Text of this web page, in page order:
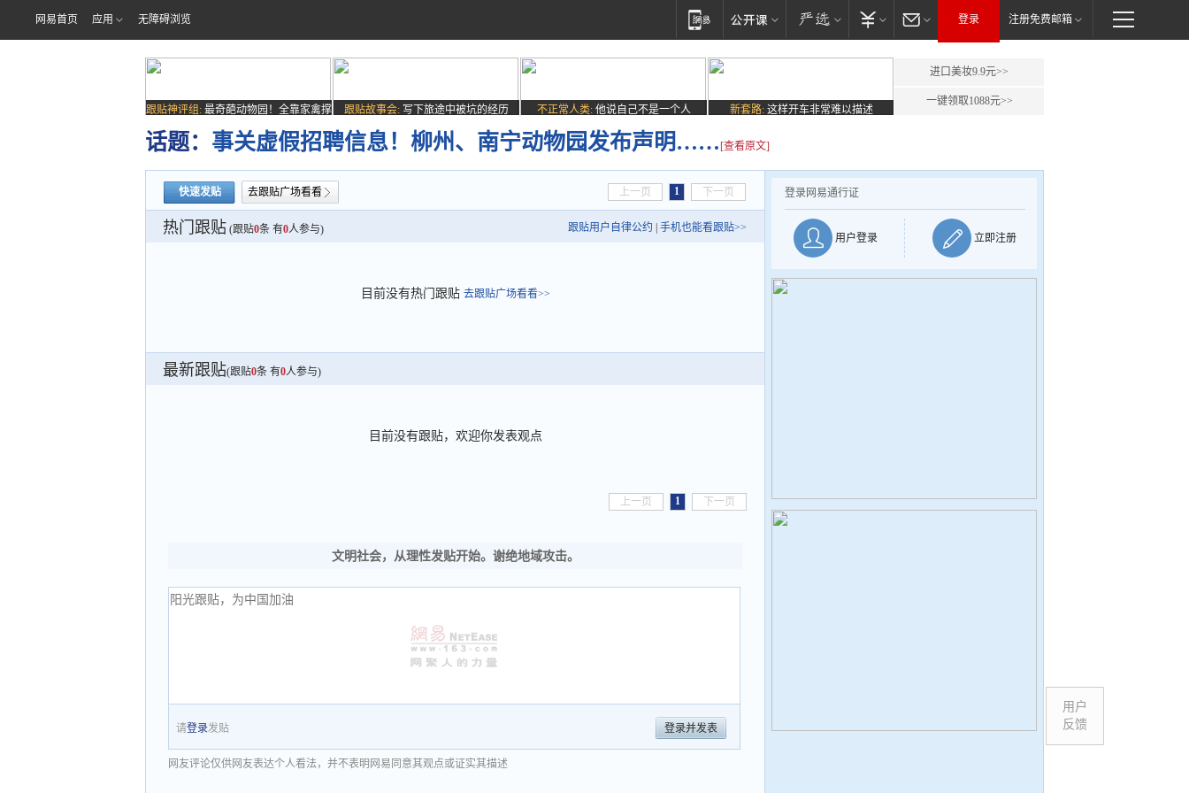
网易首页 应用 无障碍浏览 登录 注册免费邮箱
跟贴神评组: 最奇葩动物园！全靠家禽撑
场子
跟贴故事会: 写下旅途中被坑的经历 不正常人类: 他说自己不是一个人 新套路: 这样开车非常难以描述
进口美妆9.9元>>
一键领取1088元>>
话题： 事关虚假招聘信息！柳州、南宁动物园发布声明…… [查看原文]
快速发贴 去跟贴广场看看 上一页 1 下一页
热门跟贴 (跟贴0条 有0人参与) 跟贴用户自律公约 手机也能看跟贴>>
目前没有热门跟贴 去跟贴广场看看>>
最新跟贴(跟贴0条 有0人参与)
目前没有跟贴，欢迎你发表观点
上一页 1 下一页
文明社会，从理性发贴开始。谢绝地域攻击。
请登录发贴 登录并发表
网友评论仅供网友表达个人看法，并不表明网易同意其观点或证实其描述
登录网易通行证
用户登录 立即注册
用户
反馈